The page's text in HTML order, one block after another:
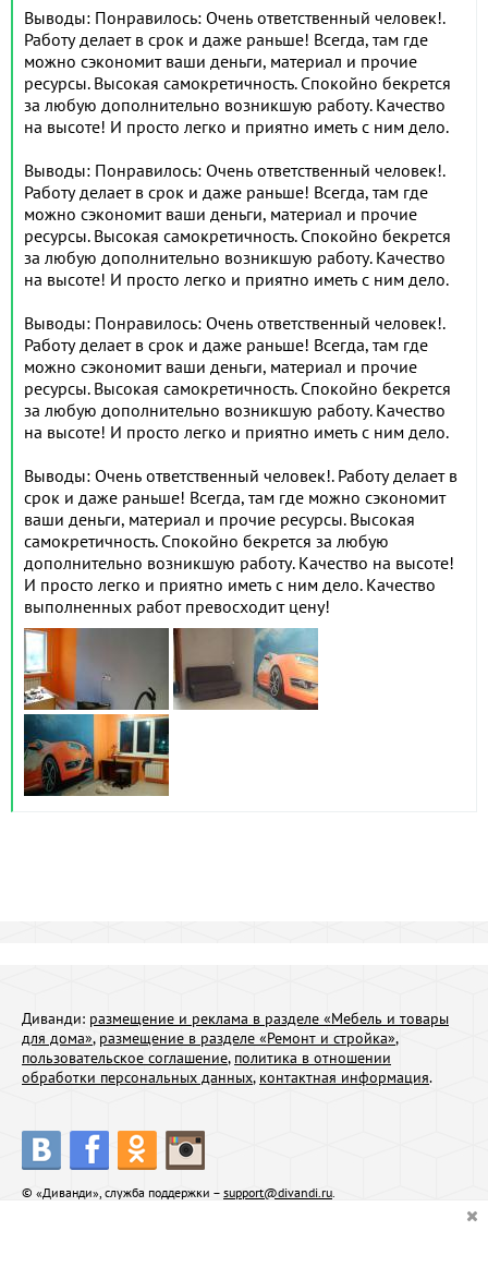
Выводы: Понравилось: Очень ответственный человек!.
Работу делает в срок и даже раньше! Всегда, там где
можно сэкономит ваши деньги, материал и прочие
ресурсы. Высокая самокретичность. Спокойно бекрется
за любую дополнительно возникшую работу. Качество
на высоте! И просто легко и приятно иметь с ним дело.
Выводы: Понравилось: Очень ответственный человек!.
Работу делает в срок и даже раньше! Всегда, там где
можно сэкономит ваши деньги, материал и прочие
ресурсы. Высокая самокретичность. Спокойно бекрется
за любую дополнительно возникшую работу. Качество
на высоте! И просто легко и приятно иметь с ним дело.
Выводы: Понравилось: Очень ответственный человек!.
Работу делает в срок и даже раньше! Всегда, там где
можно сэкономит ваши деньги, материал и прочие
ресурсы. Высокая самокретичность. Спокойно бекрется
за любую дополнительно возникшую работу. Качество
на высоте! И просто легко и приятно иметь с ним дело.
Выводы: Очень ответственный человек!. Работу делает в
срок и даже раньше! Всегда, там где можно сэкономит
ваши деньги, материал и прочие ресурсы. Высокая
самокретичность. Спокойно бекрется за любую
дополнительно возникшую работу. Качество на высоте!
И просто легко и приятно иметь с ним дело. Качество
выполненных работ превосходит цену!
Диванди: размещение и реклама в разделе «Мебель и товары
для дома», размещение в разделе «Ремонт и стройка»,
пользовательское соглашение, политика в отношении
обработки персональных данных, контактная информация.
© «Диванди», служба поддержки – support@divandi.ru.